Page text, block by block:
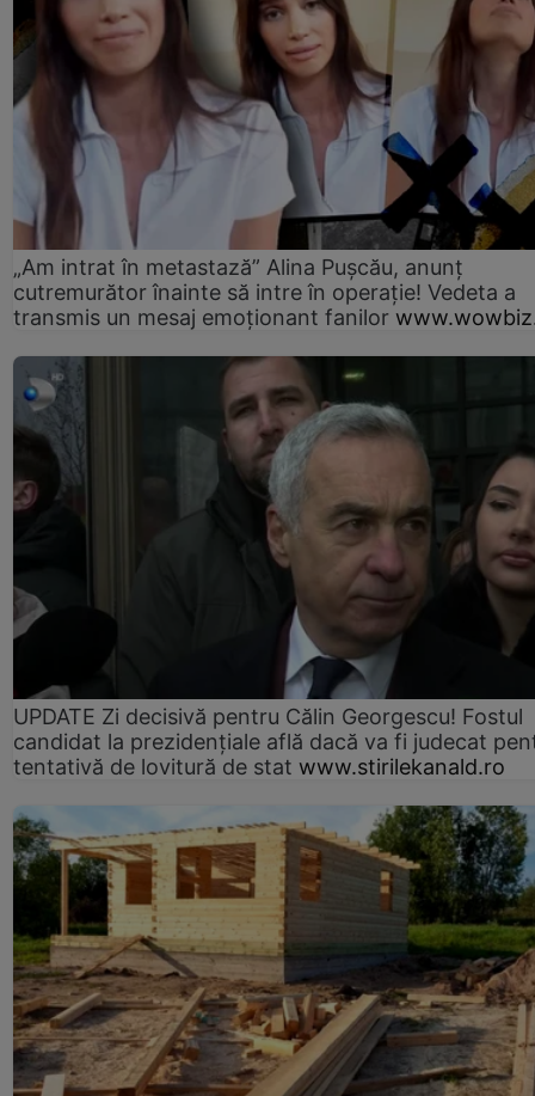
„Am intrat în metastază” Alina Pușcău, anunț
cutremurător înainte să intre în operație! Vedeta a
transmis un mesaj emoționant fanilor
UPDATE Zi decisivă pentru Călin Georgescu! Fostul
candidat la prezidențiale află dacă va fi judecat
tentativă de lovitură de stat www.stirilekanald.ro